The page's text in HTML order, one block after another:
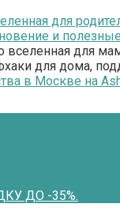
для
и
вселенная для
для дома,
в Москве на
ДО -35%.